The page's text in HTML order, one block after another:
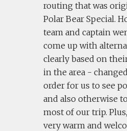
routing that was
Polar Bear Special.
team and captain
come up with
clearly based on
in the area -
order for us to see
and also otherwise
most of our trip.
very warm and